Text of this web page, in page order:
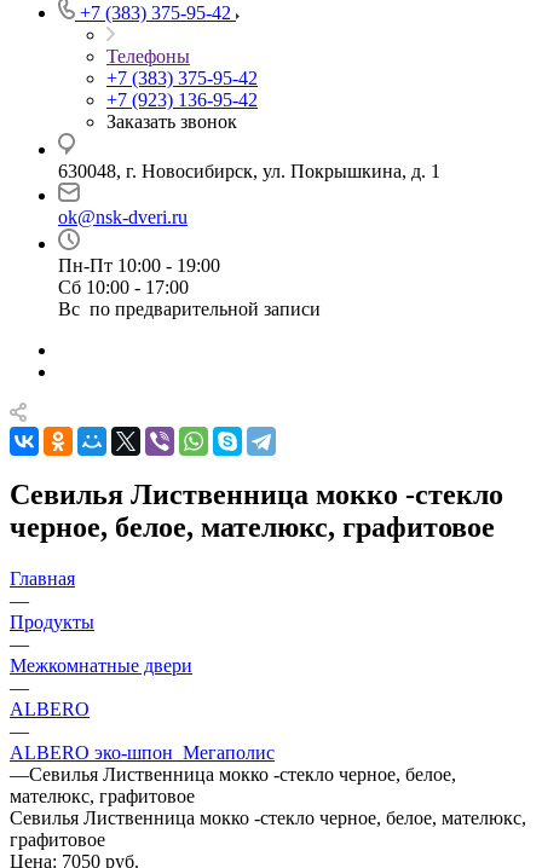
+7 (383) 375-95-42
Телефоны
+7 (383) 375-95-42
+7 (923) 136-95-42
Заказать звонок
630048, г. Новосибирск, ул. Покрышкина, д. 1
ok@nsk-dveri.ru
Пн-Пт 10:00 - 19:00
Сб 10:00 - 17:00
Вс по предварительной записи
Севилья Лиственница мокко -стекло
черное, белое, мателюкс, графитовое
Главная
—
Продукты
—
Межкомнатные двери
—
ALBERO
—
ALBERO эко-шпон_Мегаполис
—Севилья Лиственница мокко -стекло черное, белое,
мателюкс, графитовое
Севилья Лиственница мокко -стекло черное, белое, мателюкс,
графитовое
Цена: 7050 руб.